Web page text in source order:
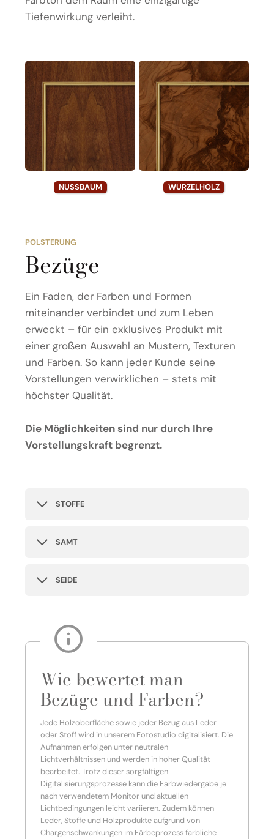
Tiefenwirkung verleiht.
NUSSBAUM WURZELHOLZ
POLSTERUNG
Bezüge
Ein Faden, der Farben und Formen
miteinander verbindet und zum Leben
erweckt – für ein exklusives Produkt mit
einer großen Auswahl an Mustern, Texturen
und Farben. So kann jeder Kunde seine
Vorstellungen verwirklichen – stets mit
höchster Qualität.
Die Möglichkeiten sind nur durch Ihre
Vorstellungskraft begrenzt.
STOFFE
SAMT
SEIDE
Wie bewertet man
Bezüge und Farben?
Jede Holzoberfläche sowie jeder Bezug aus Leder
oder Stoff wird in unserem Fotostudio digitalisiert. Die
Aufnahmen erfolgen unter neutralen
Lichtverhältnissen und werden in hoher Qualität
bearbeitet. Trotz dieser sorgfältigen
Digitalisierungsprozesse kann die Farbwiedergabe je
nach verwendetem Monitor und aktuellen
Lichtbedingungen leicht variieren. Zudem können
Leder, Stoffe und Holzprodukte aufgrund von
Chargenschwankungen im Färbeprozess farbliche